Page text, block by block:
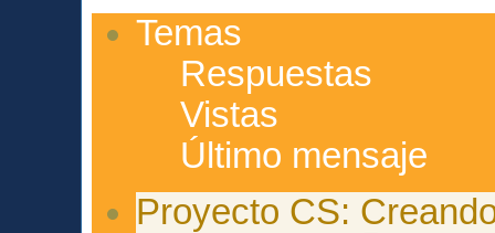
Temas
Respuestas
Vistas
Último mensaje
Proyecto CS: